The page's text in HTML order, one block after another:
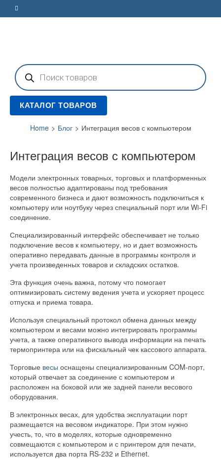
Поиск
товаров
КАТАЛОГ ТОВАРОВ
Home > Блог > Интеграция весов с компьютером
Интеграция весов с компьютером
Модели электронных товарных, торговых и платформенных
весов полностью адаптированы под требования
современного бизнеса и дают возможность подключиться к
компьютеру или ноутбуку через специальный порт или Wi-Fi
соединение.
Специализированный интерфейс обеспечивает не только
подключение весов к компьютеру, но и дает возможность
оперативно передавать данные в программы контроля и
учета произведенных товаров и складских остатков.
Эта функция очень важна, потому что помогает
оптимизировать систему ведения учета и ускоряет процесс
отпуска и приема товара.
Используя специальный протокол обмена данных между
компьютером и весами можно интегрировать программы
учета, а также оперативного вывода информации на печать
термопринтера или на фискальный чек кассового аппарата.
Торговые весы оснащены специализированным COM-порт,
который отвечает за соединение с компьютером и
расположен на боковой или же задней панели весового
оборудования.
В электронных весах, для удобства эксплуатации порт
размещается на весовом индикаторе. При этом нужно
учесть, то, что в моделях, которые одновременно
совмещаются с компьютером и с принтером для печати,
используется два порта RS-232 и Ethernet.